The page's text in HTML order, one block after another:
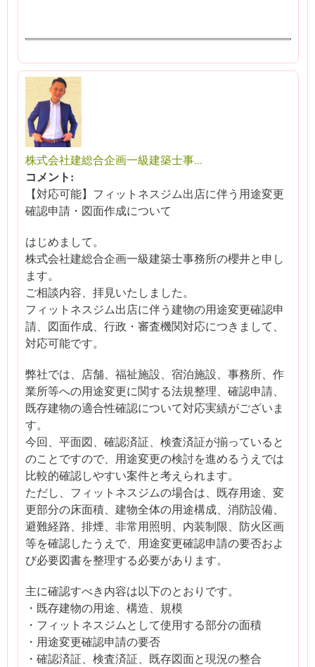
株式会社建総合企画一級建築士事...
コメント:
【対応可能】フィットネスジム出店に伴う用途変更
確認申請・図面作成について
はじめまして。
株式会社建総合企画一級建築士事務所の櫻井と申し
ます。
ご相談内容、拝見いたしました。
フィットネスジム出店に伴う建物の用途変更確認申
請、図面作成、行政・審査機関対応につきまして、
対応可能です。
弊社では、店舗、福祉施設、宿泊施設、事務所、作
業所等への用途変更に関する法規整理、確認申請、
既存建物の適合性確認について対応実績がございま
す。
今回、平面図、確認済証、検査済証が揃っていると
のことですので、用途変更の検討を進めるうえでは
比較的確認しやすい案件と考えられます。
ただし、フィットネスジムの場合は、既存用途、変
更部分の床面積、建物全体の用途構成、消防設備、
避難経路、排煙、非常用照明、内装制限、防火区画
等を確認したうえで、用途変更確認申請の要否およ
び必要図書を整理する必要があります。
主に確認すべき内容は以下のとおりです。
・既存建物の用途、構造、規模
・フィットネスジムとして使用する部分の面積
・用途変更確認申請の要否
・確認済証、検査済証、既存図面と現況の整合